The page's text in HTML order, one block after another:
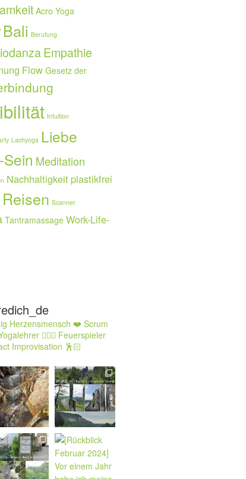
Acro Yoga
Bali Berufung
Empathie
Flow Gesetz der
Intuition
Lachyoga Liebe
Meditation
Nachhaltigkeit plastikfrei
Reisen Scanner
Tantramassage Work-Life-
Herzensmensch ❤️ Scrum
🧘🏻‍♂️ Feuerspieler
Improvisation 🕺🏻